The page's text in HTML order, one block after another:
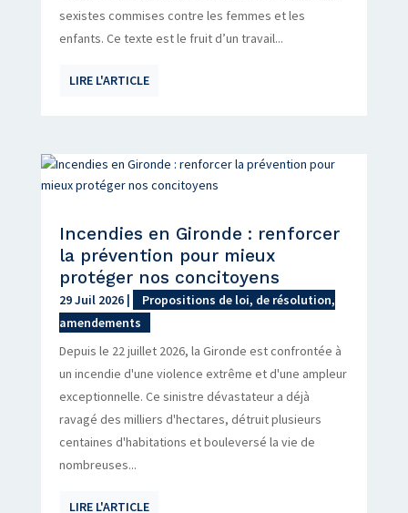
sexistes commises contre les femmes et les
enfants. Ce texte est le fruit d’un travail...
LIRE L'ARTICLE
Incendies en Gironde : renforcer
la prévention pour mieux
protéger nos concitoyens
29 Juil 2026|
Propositions de loi, de résolution,
amendements
Depuis le 22 juillet 2026, la Gironde est confrontée à
un incendie d'une violence extrême et d'une ampleur
exceptionnelle. Ce sinistre dévastateur a déjà
ravagé des milliers d'hectares, détruit plusieurs
centaines d'habitations et bouleversé la vie de
nombreuses...
LIRE L'ARTICLE